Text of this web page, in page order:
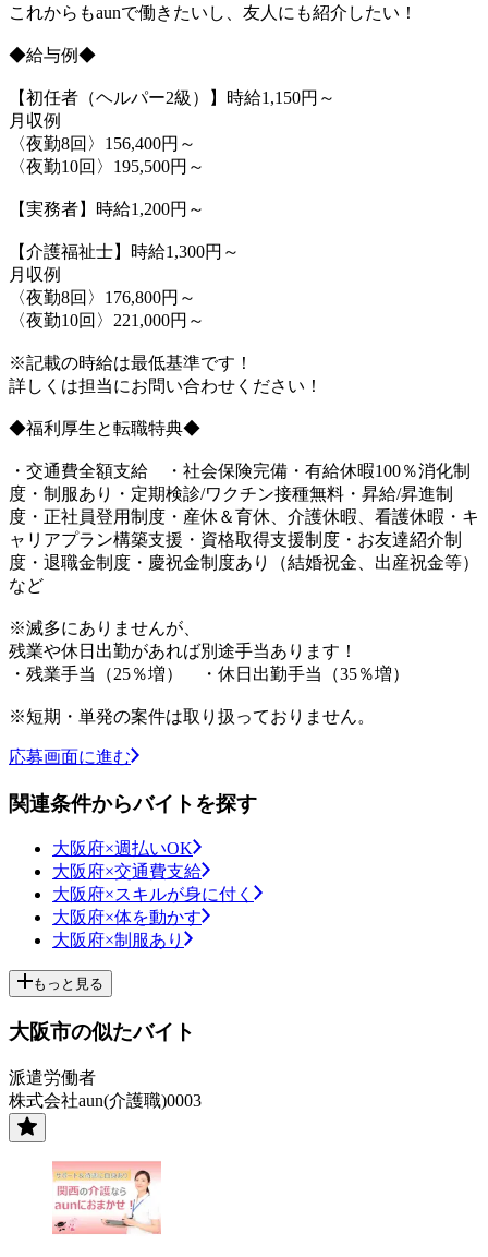
これからもaunで働きたいし、友人にも紹介したい！
◆給与例◆
【初任者（ヘルパー2級）】時給1,150円～
月収例
〈夜勤8回〉156,400円～
〈夜勤10回〉195,500円～
【実務者】時給1,200円～
【介護福祉士】時給1,300円～
月収例
〈夜勤8回〉176,800円～
〈夜勤10回〉221,000円～
※記載の時給は最低基準です！
詳しくは担当にお問い合わせください！
◆福利厚生と転職特典◆
・交通費全額支給 ・社会保険完備・有給休暇100％消化制
度・制服あり・定期検診/ワクチン接種無料・昇給/昇進制
度・正社員登用制度・産休＆育休、介護休暇、看護休暇・キ
ャリアプラン構築支援・資格取得支援制度・お友達紹介制
度・退職金制度・慶祝金制度あり（結婚祝金、出産祝金等）
など
※滅多にありませんが、
残業や休日出勤があれば別途手当あります！
・残業手当（25％増） ・休日出勤手当（35％増）
※短期・単発の案件は取り扱っておりません。
応募画面に進む
関連条件からバイトを探す
大阪府×週払いOK
大阪府×交通費支給
大阪府×スキルが身に付く
大阪府×体を動かす
大阪府×制服あり
もっと見る
大阪市の似たバイト
派遣労働者
株式会社aun(介護職)0003